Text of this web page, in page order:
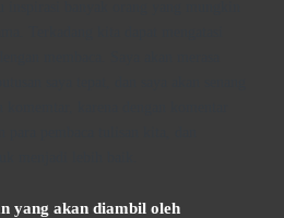
yang akan diambil oleh